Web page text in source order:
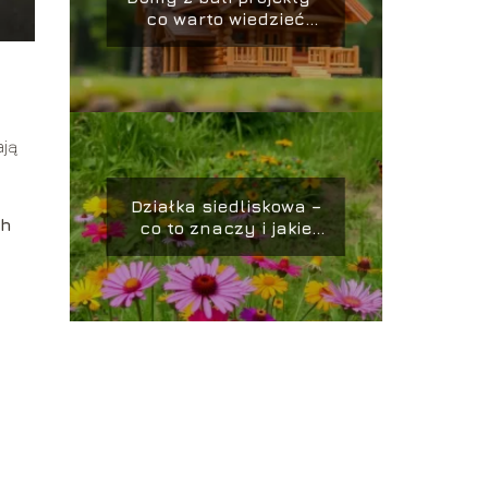
co warto wiedzieć
przed budową?
Działka siedliskowa –
co to znaczy i jakie
ma znaczenie?